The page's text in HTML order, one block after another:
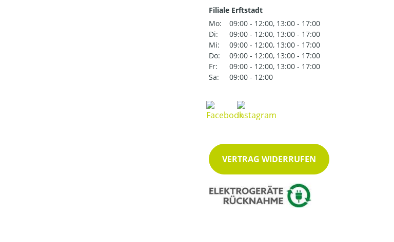
Filiale Erftstadt
Mo:
09:00 - 12:00, 13:00 - 17:00
Di:
09:00 - 12:00, 13:00 - 17:00
Mi:
09:00 - 12:00, 13:00 - 17:00
Do:
09:00 - 12:00, 13:00 - 17:00
Fr:
09:00 - 12:00, 13:00 - 17:00
Sa:
09:00 - 12:00
VERTRAG WIDERRUFEN